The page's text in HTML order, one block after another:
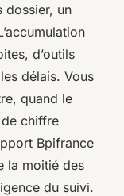
dossier, un
d’outils
délais. Vous
quand le
chiffre
Bpifrance
la moitié des
du suivi.